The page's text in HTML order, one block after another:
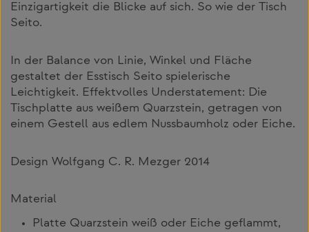
Einzigartigkeit die Blicke auf sich. So wie der Tisch
Seito.
In der Balance von Linie, Winkel und Fläche
gestaltet der Esstisch Seito spielerische
Leichtigkeit. Effektvolles Understatement: Die
Tischplatte aus weißem Quarzstein, getragen von
einem Gestell aus edlem Nussbaumholz oder Eiche.
Design Wolfgang C. R. Mezger 2014
Material
Platte Quarzstein weiß oder Eiche geflammt,